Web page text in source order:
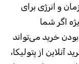
و انرژی برای
اگر شما
خرید می‌تواند
آنلاین از پتولیکا،